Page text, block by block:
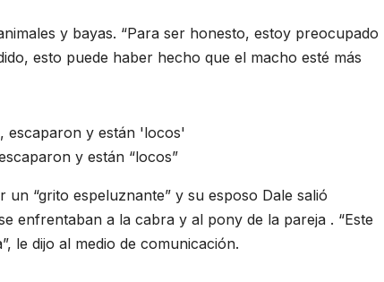
y bayas. “Para ser honesto, estoy preocupado
esto puede haber hecho que el macho esté más
y están “locos”
“grito espeluznante” y su esposo Dale salió
enfrentaban a la cabra y al pony de la pareja . “Este
le dijo al medio de comunicación.